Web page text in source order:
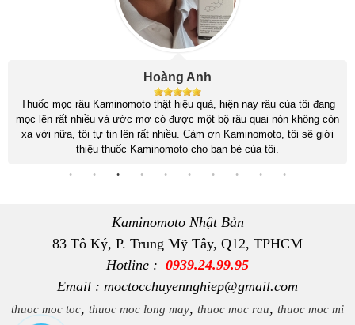
Hoàng Anh
Thuốc mọc râu Kaminomoto thật hiệu quả, hiện nay râu của tôi đang
mọc lên rất nhiều và ước mơ có được một bộ râu quai nón không còn
xa vời nữa, tôi tự tin lên rất nhiều. Cảm ơn Kaminomoto, tôi sẽ giới
thiệu thuốc Kaminomoto cho bạn bè của tôi.
Kaminomoto Nhật Bản
83 Tô Ký, P. Trung Mỹ Tây, Q12, TPHCM
Hotline : 0939.24.99.95
Email : moctocchuyennghiep@gmail.com
thuoc moc toc, thuoc moc long may, thuoc moc rau, thuoc moc mi